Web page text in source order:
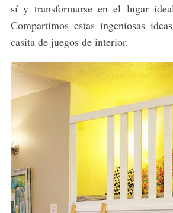
sí y transformarse en el lugar
Compartimos estas ingeniosas
casita de juegos de interior.